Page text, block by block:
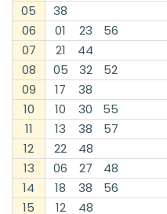
05
38
06
01 23
56
07
21
44
08
05 32
52
09
17
38
10
10 30
55
11
13 38
57
12
22
48
13
06 27
48
14
18 38
56
15
12
48